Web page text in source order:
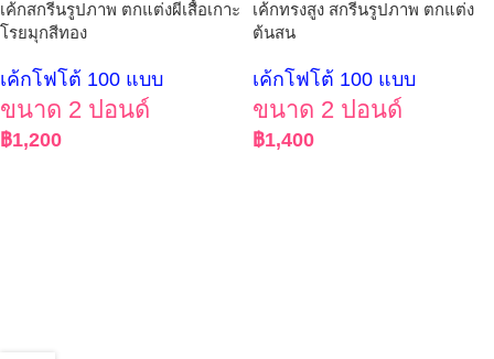
เค้กสกรีนรูปภาพ ตกแต่งผีเสื้อเกาะ
โรยมุกสีทอง
เค้กโฟโต้ 100 แบบ
ขนาด 2 ปอนด์
฿1,200
เค้กทรงสูง สกรีนรูปภาพ ตกแต่ง
ต้นสน
เค้กโฟโต้ 100 แบบ
ขนาด 2 ปอนด์
฿1,400